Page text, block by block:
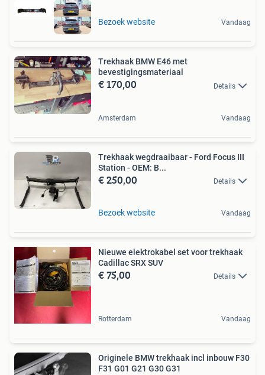
Bezoek website Vandaag
Trekhaak BMW E46 met
bevestigingsmateriaal
€ 170,00 Details
Amsterdam Vandaag
Trekhaak wegdraaibaar - Ford Focus III
Station - OEM: B...
€ 250,00 Details
Bezoek website Vandaag
Nieuwe elektrokabel set voor trekhaak
Cadillac SRX SUV
€ 75,00 Details
Rotterdam Vandaag
Originele BMW trekhaak incl inbouw F30
F31 G01 G21 G30 G31